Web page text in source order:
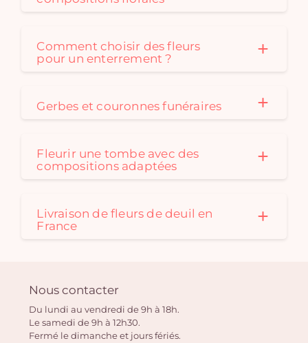
Comment choisir des fleurs
pour un enterrement ?
Gerbes et couronnes funéraires
Fleurir une tombe avec des
compositions adaptées
Livraison de fleurs de deuil en
France
Nous contacter
Du lundi au vendredi de 9h à 18h.
Le samedi de 9h à 12h30.
Fermé le dimanche et jours fériés.